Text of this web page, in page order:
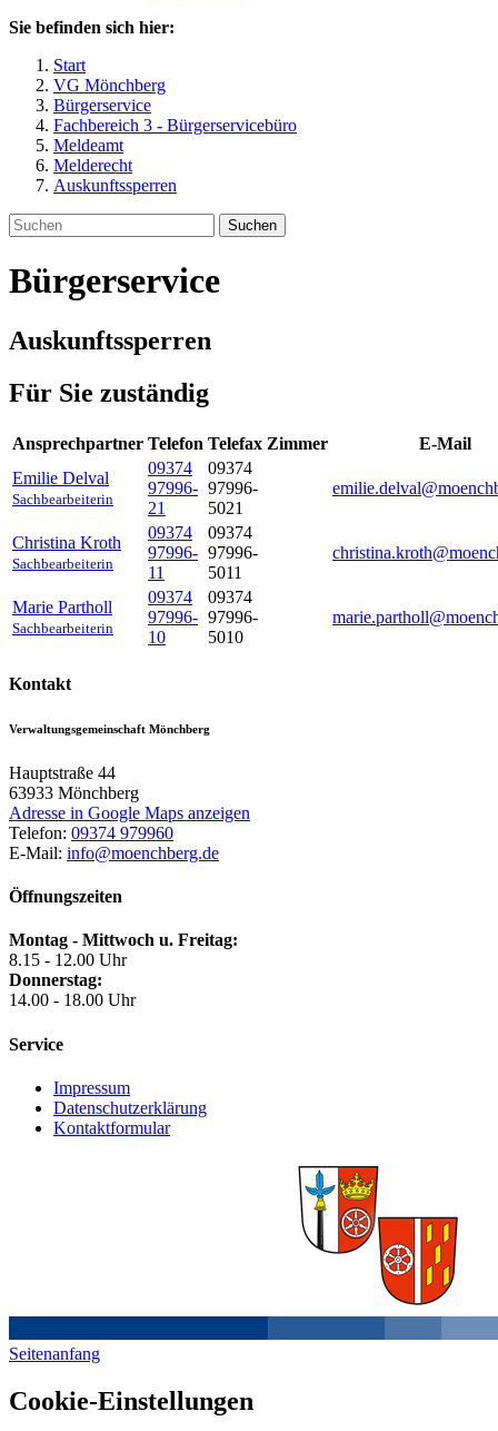
Sie befinden sich hier:
Start
VG Mönchberg
Bürgerservice
Fachbereich 3 - Bürgerservicebüro
Meldeamt
Melderecht
Auskunftssperren
Suchen
Bürgerservice
Auskunftssperren
Für Sie zuständig
Ansprechpartner Telefon Telefax Zimmer
E-Mail
Emilie Delval
Sachbearbeiterin
09374
97996-
21
09374
97996-
5021
Christina Kroth
Sachbearbeiterin
09374
97996-
11
09374
97996-
5011
Marie Partholl
Sachbearbeiterin
09374
97996-
10
09374
97996-
5010
Kontakt
Verwaltungsgemeinschaft Mönchberg
Hauptstraße 44
63933 Mönchberg
Adresse in Google Maps anzeigen
Telefon: 09374 979960
E-Mail: info@moenchberg.de
Öffnungszeiten
Montag - Mittwoch u. Freitag:
8.15 - 12.00 Uhr
Donnerstag:
14.00 - 18.00 Uhr
Service
Impressum
Datenschutzerklärung
Kontaktformular
Seitenanfang
Cookie-Einstellungen